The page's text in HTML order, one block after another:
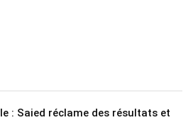
: Saied réclame des résultats et